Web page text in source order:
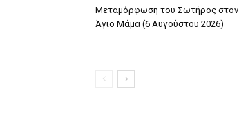
Μεταμόρφωση του Σωτήρος στον
Άγιο Μάμα (6 Αυγούστου 2026)